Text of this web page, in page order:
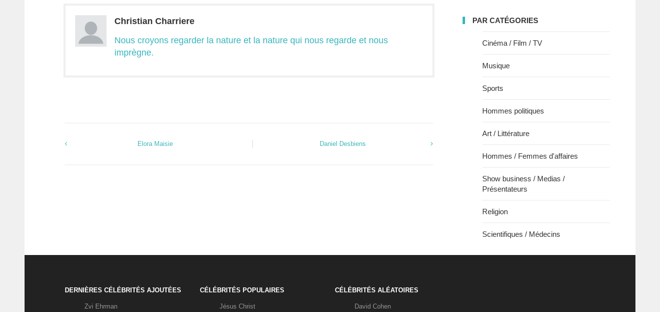
Christian Charriere
Nous croyons regarder la nature et la nature qui nous regarde et nous
imprègne.
Elora Maisie Daniel Desbiens
PAR CATÉGORIES
Cinéma / Film / TV
Musique
Sports
Hommes politiques
Art / Littérature
Hommes / Femmes d'affaires
Show business / Medias /
Présentateurs
Religion
Scientifiques / Médecins
DERNIÈRES CÉLÉBRITÉS AJOUTÉES
Zvi Ehrman
CÉLÉBRITÉS POPULAIRES
Jésus Christ
CÉLÉBRITÉS ALÉATOIRES
David Cohen